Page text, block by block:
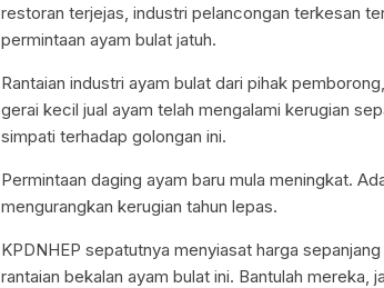
restoran terjejas, industri pelancongan terkesan
permintaan ayam bulat jatuh.
Rantaian industri ayam bulat dari pihak
gerai kecil jual ayam telah mengalami kerugian
simpati terhadap golongan ini.
Permintaan daging ayam baru mula meningkat.
mengurangkan kerugian tahun lepas.
KPDNHEP sepatutnya menyiasat harga
rantaian bekalan ayam bulat ini. Bantulah mereka,